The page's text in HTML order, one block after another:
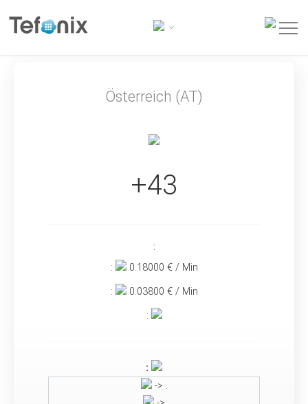
Österreich (AT)
+43
:
:
0.18000 € / Min
: 0.03800 € / Min
:
:
-> .